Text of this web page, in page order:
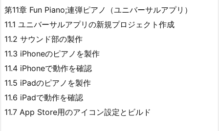
第11章 Fun Piano;連弾ピアノ（ユニバーサルアプリ）
11.1 ユニバーサルアプリの新規プロジェクト作成
11.2 サウンド部の製作
11.3 iPhoneのピアノを製作
11.4 iPhoneで動作を確認
11.5 iPadのピアノを製作
11.6 iPadで動作を確認
11.7 App Store用のアイコン設定とビルド